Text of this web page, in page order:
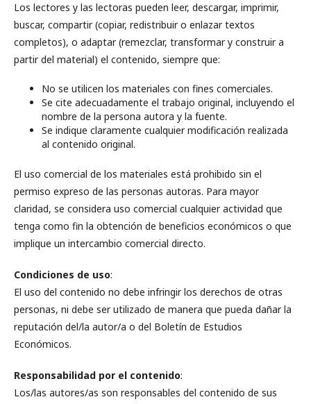
Los lectores y las lectoras pueden leer, descargar, imprimir,
buscar, compartir (copiar, redistribuir o enlazar textos
completos), o adaptar (remezclar, transformar y construir a
partir del material) el contenido, siempre que:
No se utilicen los materiales con fines comerciales.
Se cite adecuadamente el trabajo original, incluyendo el
nombre de la persona autora y la fuente.
Se indique claramente cualquier modificación realizada
al contenido original.
El uso comercial de los materiales está prohibido sin el
permiso expreso de las personas autoras. Para mayor
claridad, se considera uso comercial cualquier actividad que
tenga como fin la obtención de beneficios económicos o que
implique un intercambio comercial directo.
Condiciones de uso:
El uso del contenido no debe infringir los derechos de otras
personas, ni debe ser utilizado de manera que pueda dañar la
reputación del/la autor/a o del Boletín de Estudios
Económicos.
Responsabilidad por el contenido:
Los/las autores/as son responsables del contenido de sus